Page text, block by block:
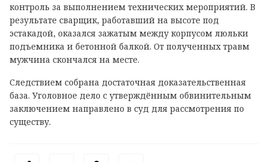
контроль за выполнением технических мероприятий. В
результате сварщик, работавший на высоте под
эстакадой, оказался зажатым между корпусом люльки
подъемника и бетонной балкой. От полученных травм
мужчина скончался на месте.
Следствием собрана достаточная доказательственная
база. Уголовное дело с утверждённым обвинительным
заключением направлено в суд для рассмотрения по
существу.